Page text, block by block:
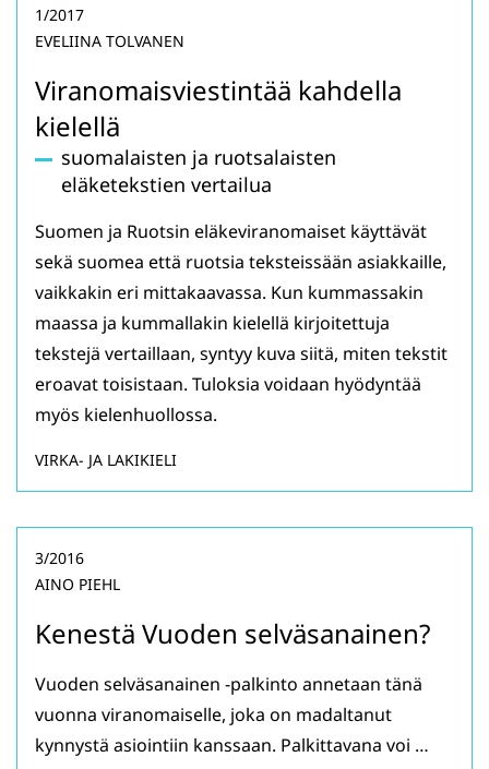
Viranomaisviestintää kahdella
kielellä
suomalaisten ja ruotsalaisten
eläketekstien vertailua
1/2017
EVELIINA TOLVANEN
Suomen ja Ruotsin eläkeviranomaiset käyttävät
sekä suomea että ruotsia teksteissään asiakkaille,
vaikkakin eri mittakaavassa. Kun kummassakin
maassa ja kummallakin kielellä kirjoitettuja
tekstejä vertaillaan, syntyy kuva siitä, miten tekstit
eroavat toisistaan. Tuloksia voidaan hyödyntää
myös kielenhuollossa.
VIRKA- JA LAKIKIELI
Kenestä Vuoden selväsanainen?
3/2016
AINO PIEHL
Vuoden selväsanainen -palkinto annetaan tänä
vuonna viranomaiselle, joka on madaltanut
kynnystä asiointiin kanssaan. Palkittavana voi …